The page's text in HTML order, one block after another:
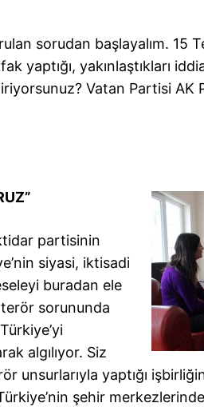
sorudan başlayalım. 15
yaptığı, yakınlaştıkları
Vatan Partisi AK
partisinin
siyasi, iktisadi
buradan ele
sorununda
algılıyor. Siz
unsurlarıyla yaptığı
şehir